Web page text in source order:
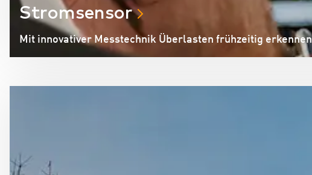
Stromsensor
Mit innovativer Messtechnik Überlasten frühzeitig erkennen